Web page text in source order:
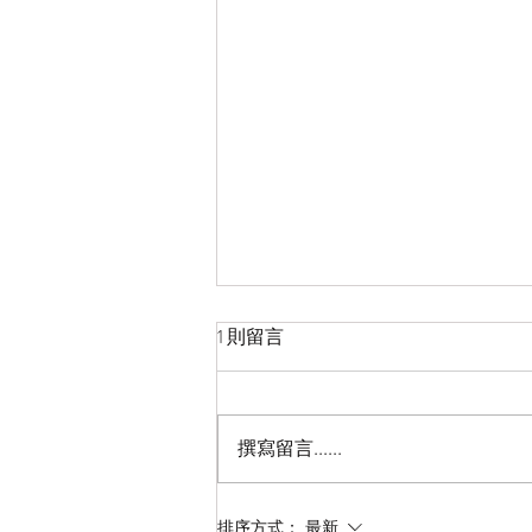
胸小是什么原因造成的呢？赶
1 則留言
撰寫留言......
排序方式： 最新